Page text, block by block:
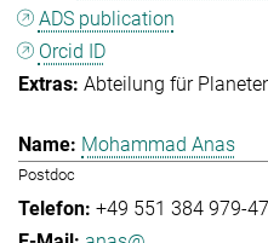
ADS publication
Orcid ID
Abteilung für
Mohammad Anas
Postdoc
+49 551 384 979-